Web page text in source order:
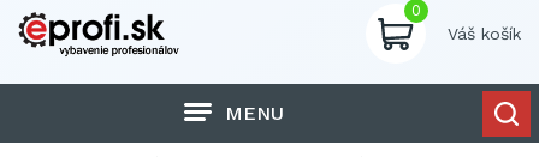
0
Váš košík
MENU